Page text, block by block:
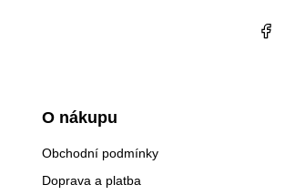
O nákupu
Obchodní podmínky
Doprava a platba